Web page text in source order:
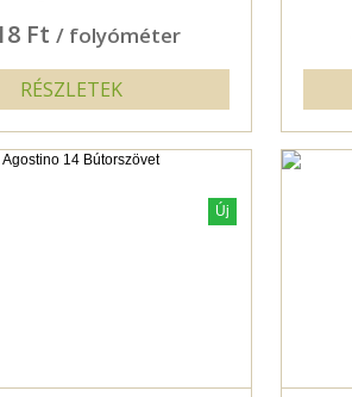
Ft / folyóméter
RÉSZLETEK
Új